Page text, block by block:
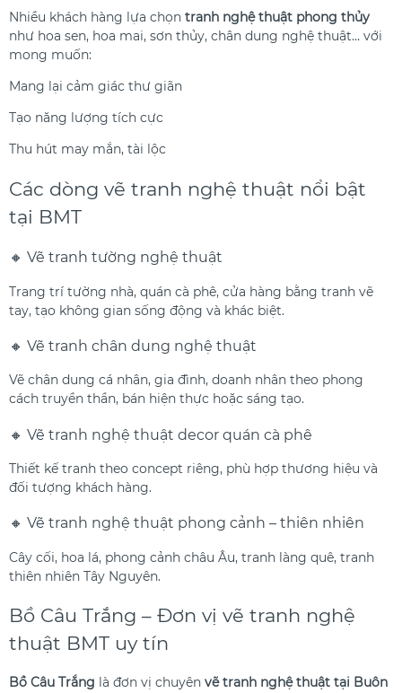
Nhiều khách hàng lựa chọn tranh nghệ thuật phong thủy
như hoa sen, hoa mai, sơn thủy, chân dung nghệ thuật… với
mong muốn:
Mang lại cảm giác thư giãn
Tạo năng lượng tích cực
Thu hút may mắn, tài lộc
Các dòng vẽ tranh nghệ thuật nổi bật
tại BMT
🔸 Vẽ tranh tường nghệ thuật
Trang trí tường nhà, quán cà phê, cửa hàng bằng tranh vẽ
tay, tạo không gian sống động và khác biệt.
🔸 Vẽ tranh chân dung nghệ thuật
Vẽ chân dung cá nhân, gia đình, doanh nhân theo phong
cách truyền thần, bán hiện thực hoặc sáng tạo.
🔸 Vẽ tranh nghệ thuật decor quán cà phê
Thiết kế tranh theo concept riêng, phù hợp thương hiệu và
đối tượng khách hàng.
🔸 Vẽ tranh nghệ thuật phong cảnh – thiên nhiên
Cây cối, hoa lá, phong cảnh châu Âu, tranh làng quê, tranh
thiên nhiên Tây Nguyên.
Bồ Câu Trắng – Đơn vị vẽ tranh nghệ
thuật BMT uy tín
Bồ Câu Trắng là đơn vị chuyên vẽ tranh nghệ thuật tại Buôn